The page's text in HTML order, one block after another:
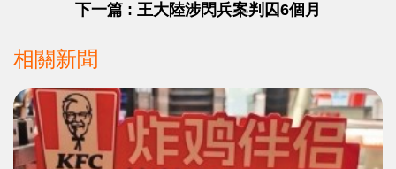
下一篇 : 王大陸涉閃兵案判囚6個月
相關新聞